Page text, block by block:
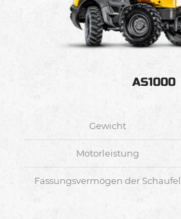
AS1000
Gewicht
Motorleistung
Fassungsvermögen der Schaufel